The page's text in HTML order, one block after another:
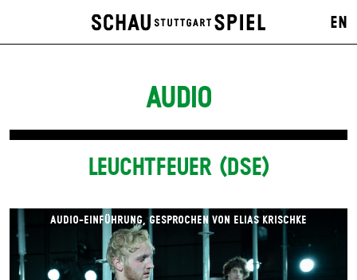
EN
AUDIO
LEUCHTFEUER (DSE)
AUDIO-EINFÜHRUNG, GESPROCHEN VON ELIAS KRISCHKE